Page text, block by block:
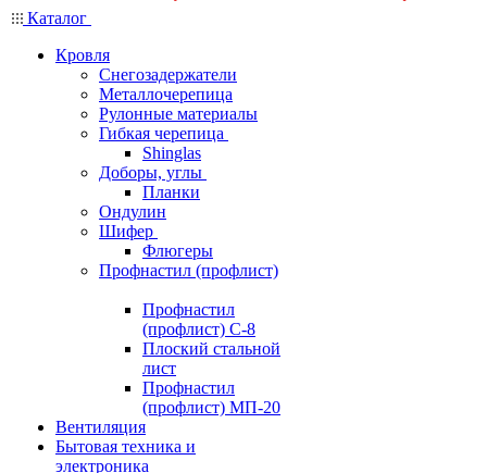
Каталог
Кровля
Снегозадержатели
Металлочерепица
Рулонные материалы
Гибкая черепица
Shinglas
Доборы, углы
Планки
Ондулин
Шифер
Флюгеры
Профнастил (профлист)
Профнастил
(профлист) С-8
Плоский стальной
лист
Профнастил
(профлист) МП-20
Вентиляция
Бытовая техника и
электроника